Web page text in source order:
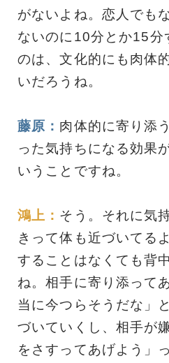
がないよね。恋人でも
ないのに10分とか15分
のは、文化的にも肉体
いだろうね。
藤原： 肉体的に寄り添
った気持ちになる効果
いうことですね。
鴻上： そう。それに気
きって体も近づいてる
することはなくても背
ね。相手に寄り添って
当に今つらそうだな」
づいていくし、相手が
をさすってあげよう」